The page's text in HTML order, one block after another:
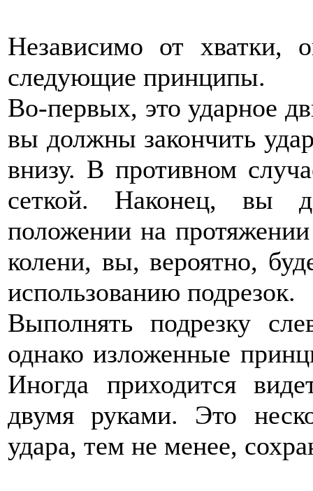
Независимо от хватки,
следующие принципы.
Во-первых, это ударное
вы должны закончить
внизу. В противном
сеткой. Наконец, вы
положении на
колени, вы, вероятно,
использованию подрезок.
Выполнять подрезку
однако изложенные
Иногда приходится
двумя руками. Это
удара, тем не менее,